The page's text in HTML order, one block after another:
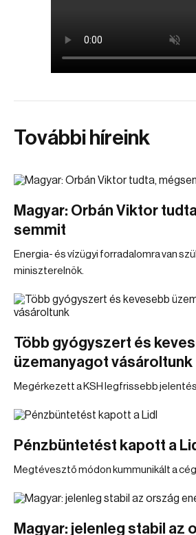
További híreink
Magyar: Orbán Viktor
semmit
Energia- és vízügyi forradalomra van
miniszterelnök.
Több gyógyszert és
üzemanyagot vásároltunk
Megérkezett a KSH legfrissebb
Pénzbüntetést kapott a
Megtévesztő módon kummunikált a
Magyar: jelenleg stabil az